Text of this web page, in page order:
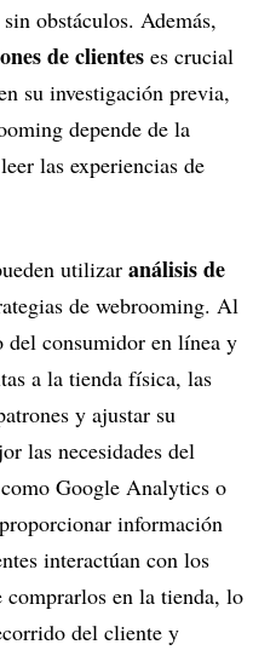
obstáculos. Además,
de clientes es crucial
su investigación previa,
depende de la
las experiencias de
utilizar análisis de
de webrooming. Al
consumidor en línea y
a la tienda física, las
y ajustar su
las necesidades del
Google Analytics o
información
interactúan con los
comprarlos en la tienda, lo
del cliente y